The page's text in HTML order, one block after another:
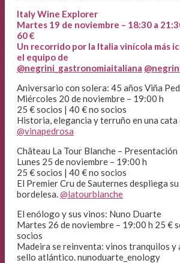
Italy Wine Explorer
Martes 19 de noviembre – 18:30 a
60 €
Un recorrido por la Italia vinícola más
el equipo de
@negrini_gastronomiaitaliana
Aniversario con solera: 45 años Viña
Miércoles 20 de noviembre – 19:00 h
25 € socios | 40 € no socios
Historia, elegancia y terruño en una
@vinapedrosa
Château La Tour Blanche – Presentación
Lunes 25 de noviembre – 19:00 h
25 € socios | 40 € no socios
El Premier Cru de Sauternes despliega
bordelesa.@latourblanche
El enólogo y sus vinos: Nuno Duarte
Martes 26 de noviembre – 19:00 h 25 €
socios
Madeira se reinventa: vinos tranquilos y
sello atlántico. nunoduarte_enology